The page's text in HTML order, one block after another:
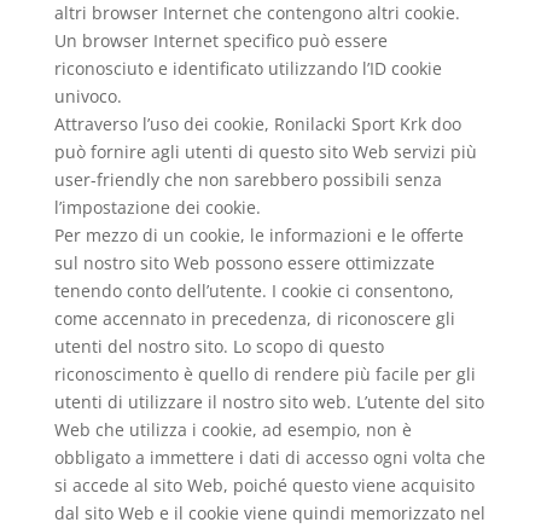
altri browser Internet che contengono altri cookie.
Un browser Internet specifico può essere
riconosciuto e identificato utilizzando l’ID cookie
univoco.
Attraverso l’uso dei cookie, Ronilacki Sport Krk doo
può fornire agli utenti di questo sito Web servizi più
user-friendly che non sarebbero possibili senza
l’impostazione dei cookie.
Per mezzo di un cookie, le informazioni e le offerte
sul nostro sito Web possono essere ottimizzate
tenendo conto dell’utente. I cookie ci consentono,
come accennato in precedenza, di riconoscere gli
utenti del nostro sito. Lo scopo di questo
riconoscimento è quello di rendere più facile per gli
utenti di utilizzare il nostro sito web. L’utente del sito
Web che utilizza i cookie, ad esempio, non è
obbligato a immettere i dati di accesso ogni volta che
si accede al sito Web, poiché questo viene acquisito
dal sito Web e il cookie viene quindi memorizzato nel